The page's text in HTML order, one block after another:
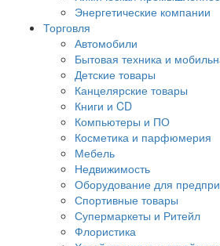
Энергетические компании
Торговля
Автомобили
Бытовая техника и
Детские товары
Канцелярские товары
Книги и CD
Компьютеры и ПО
Косметика и парфюмерия
Мебель
Недвижимость
Оборудование для
Спортивные товары
Супермаркеты и Ритейл
Флористика